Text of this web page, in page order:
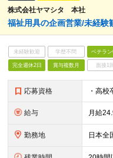
株式会社ヤマシタ 本社
福祉用具の企画営業/未経
未経験歓迎 学歴不問 ベテラン
完全週休2日 賞与複数月 面接1回
応募資格
給与
勤務地